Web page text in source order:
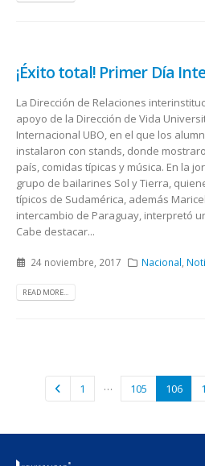
¡Éxito total! Primer Día
La Dirección de Relaciones
apoyo de la Dirección de Vida
Internacional UBO, en el que los
instalaron con stands, donde
país, comidas típicas y música. En la
grupo de bailarines Sol y Tierra,
típicos de Sudamérica, además
intercambio de Paraguay, interpretó
Cabe destacar...
24 noviembre, 2017 Nacional,
READ MORE...
1 … 105 106